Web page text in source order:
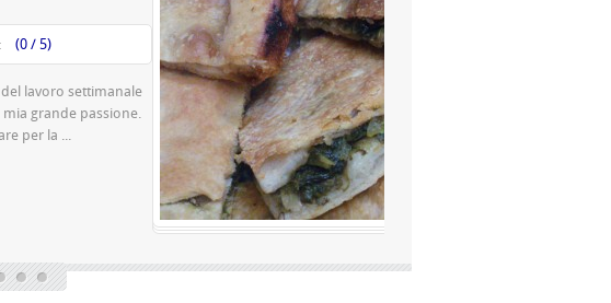
Valutazione media: (0 / 5)
Questa è una pizza famosissima a Napoli Ingredienti Per la
pasta 500 g di farina rimacinata a pietra 0 10 g di lievito di
Gusta...